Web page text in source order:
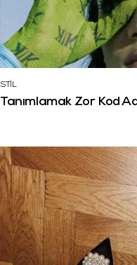
STİL
Tanımlamak Zor Kod